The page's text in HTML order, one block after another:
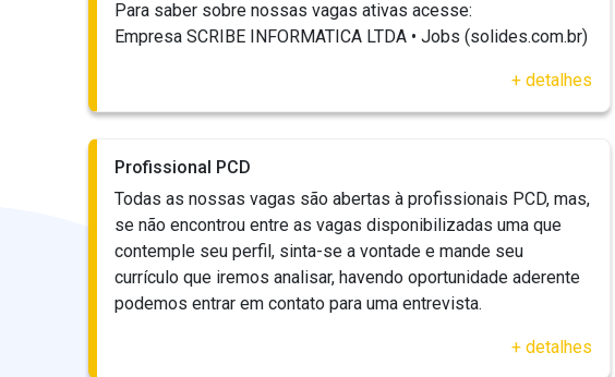
Para saber sobre nossas vagas ativas acesse:
Empresa SCRIBE INFORMATICA LTDA • Jobs (solides.com.br)
+ detalhes
Profissional PCD
Todas as nossas vagas são abertas à profissionais PCD, mas,
se não encontrou entre as vagas disponibilizadas uma que
contemple seu perfil, sinta-se a vontade e mande seu
currículo que iremos analisar, havendo oportunidade aderente
podemos entrar em contato para uma entrevista.
+ detalhes